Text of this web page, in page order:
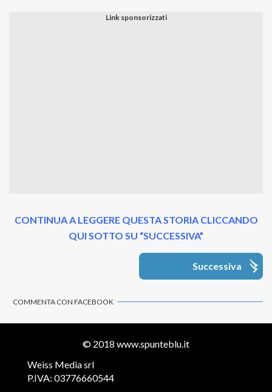
CONTINUA A LEGGERE QUESTA STORIA CLICCANDO
QUI SOTTO SU “SUCCESSIVA”
Successiva
COMMENTA CON FACEBOOK
© 2018 www.spunteblu.it
Weiss Media srl
P.IVA: 03776660544